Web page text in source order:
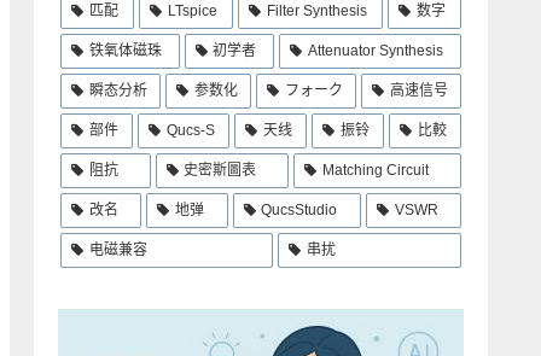
匹配 LTspice Filter Synthesis 数字
铁氧体磁珠 初学者 Attenuator Synthesis
瞬态分析 参数化 フォーク 高速信号
部件 Qucs-S 天线 振铃 比較
阻抗 史密斯圖表 Matching Circuit
改名 地弹 QucsStudio VSWR
电磁兼容 串扰